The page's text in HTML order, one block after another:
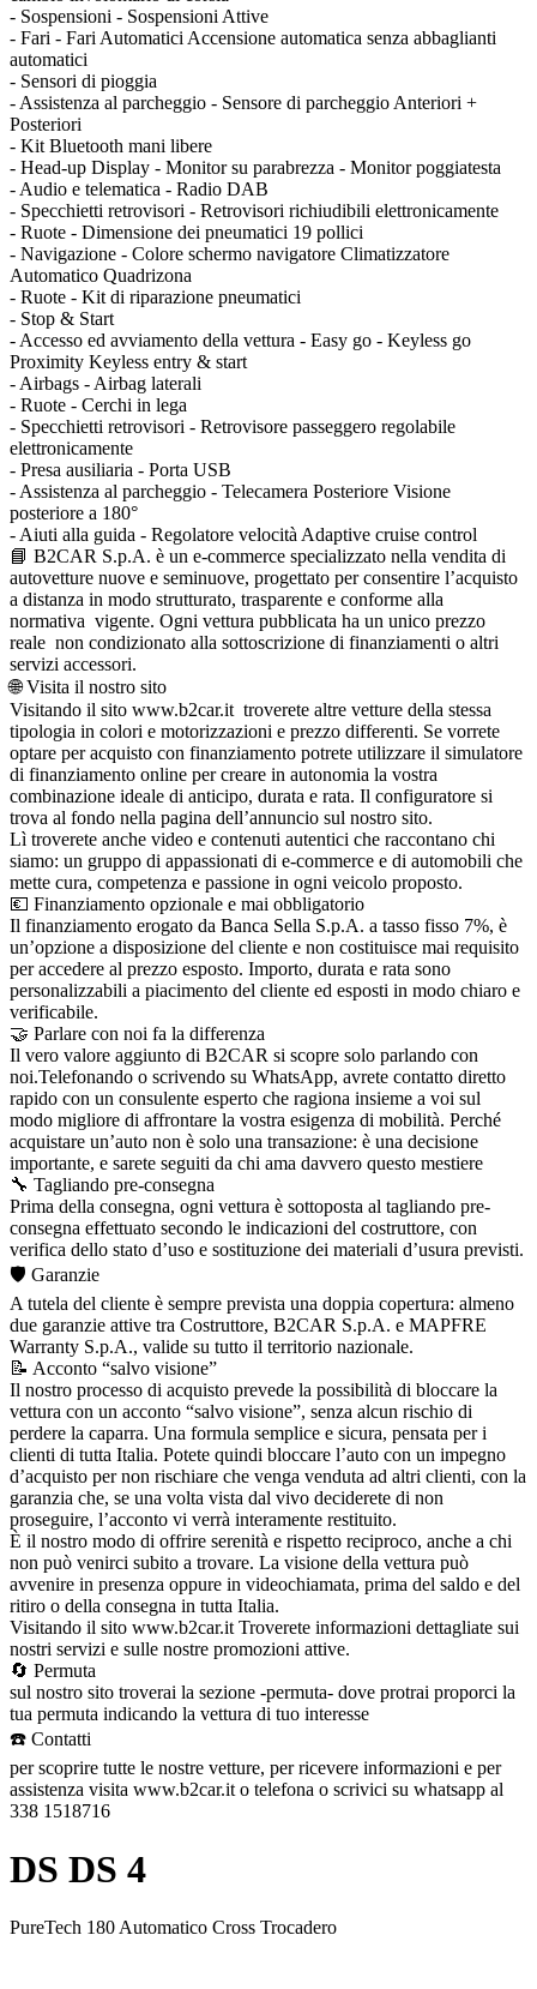
- Sospensioni - Sospensioni Attive
- Fari - Fari Automatici Accensione automatica senza abbaglianti
automatici
- Sensori di pioggia
- Assistenza al parcheggio - Sensore di parcheggio Anteriori +
Posteriori
- Kit Bluetooth mani libere
- Head-up Display - Monitor su parabrezza - Monitor poggiatesta
- Audio e telematica - Radio DAB
- Specchietti retrovisori - Retrovisori richiudibili elettronicamente
- Ruote - Dimensione dei pneumatici 19 pollici
- Navigazione - Colore schermo navigatore Climatizzatore
Automatico Quadrizona
- Ruote - Kit di riparazione pneumatici
- Stop & Start
- Accesso ed avviamento della vettura - Easy go - Keyless go
Proximity Keyless entry & start
- Airbags - Airbag laterali
- Ruote - Cerchi in lega
- Specchietti retrovisori - Retrovisore passeggero regolabile
elettronicamente
- Presa ausiliaria - Porta USB
- Assistenza al parcheggio - Telecamera Posteriore Visione
posteriore a 180°
- Aiuti alla guida - Regolatore velocità Adaptive cruise control
📘 B2CAR S.p.A. è un e-commerce specializzato nella vendita di
autovetture nuove e seminuove, progettato per consentire l’acquisto
a distanza in modo strutturato, trasparente e conforme alla
normativa vigente. Ogni vettura pubblicata ha un unico prezzo
reale non condizionato alla sottoscrizione di finanziamenti o altri
servizi accessori.
🌐 Visita il nostro sito
Visitando il sito www.b2car.it troverete altre vetture della stessa
tipologia in colori e motorizzazioni e prezzo differenti. Se vorrete
optare per acquisto con finanziamento potrete utilizzare il simulatore
di finanziamento online per creare in autonomia la vostra
combinazione ideale di anticipo, durata e rata. Il configuratore si
trova al fondo nella pagina dell’annuncio sul nostro sito.
Lì troverete anche video e contenuti autentici che raccontano chi
siamo: un gruppo di appassionati di e-commerce e di automobili che
mette cura, competenza e passione in ogni veicolo proposto.
💶 Finanziamento opzionale e mai obbligatorio
Il finanziamento erogato da Banca Sella S.p.A. a tasso fisso 7%, è
un’opzione a disposizione del cliente e non costituisce mai requisito
per accedere al prezzo esposto. Importo, durata e rata sono
personalizzabili a piacimento del cliente ed esposti in modo chiaro e
verificabile.
🤝 Parlare con noi fa la differenza
Il vero valore aggiunto di B2CAR si scopre solo parlando con
noi.Telefonando o scrivendo su WhatsApp, avrete contatto diretto
rapido con un consulente esperto che ragiona insieme a voi sul
modo migliore di affrontare la vostra esigenza di mobilità. Perché
acquistare un’auto non è solo una transazione: è una decisione
importante, e sarete seguiti da chi ama davvero questo mestiere
🔧 Tagliando pre-consegna
Prima della consegna, ogni vettura è sottoposta al tagliando pre-
consegna effettuato secondo le indicazioni del costruttore, con
verifica dello stato d’uso e sostituzione dei materiali d’usura previsti.
🛡️ Garanzie
A tutela del cliente è sempre prevista una doppia copertura: almeno
due garanzie attive tra Costruttore, B2CAR S.p.A. e MAPFRE
Warranty S.p.A., valide su tutto il territorio nazionale.
📝 Acconto “salvo visione”
Il nostro processo di acquisto prevede la possibilità di bloccare la
vettura con un acconto “salvo visione”, senza alcun rischio di
perdere la caparra. Una formula semplice e sicura, pensata per i
clienti di tutta Italia. Potete quindi bloccare l’auto con un impegno
d’acquisto per non rischiare che venga venduta ad altri clienti, con la
garanzia che, se una volta vista dal vivo deciderete di non
proseguire, l’acconto vi verrà interamente restituito.
È il nostro modo di offrire serenità e rispetto reciproco, anche a chi
non può venirci subito a trovare. La visione della vettura può
avvenire in presenza oppure in videochiamata, prima del saldo e del
ritiro o della consegna in tutta Italia.
Visitando il sito www.b2car.it Troverete informazioni dettagliate sui
nostri servizi e sulle nostre promozioni attive.
🔄 Permuta
sul nostro sito troverai la sezione -permuta- dove protrai proporci la
tua permuta indicando la vettura di tuo interesse
☎️ Contatti
per scoprire tutte le nostre vetture, per ricevere informazioni e per
assistenza visita www.b2car.it o telefona o scrivici su whatsapp al
338 1518716
DS DS 4
PureTech 180 Automatico Cross Trocadero